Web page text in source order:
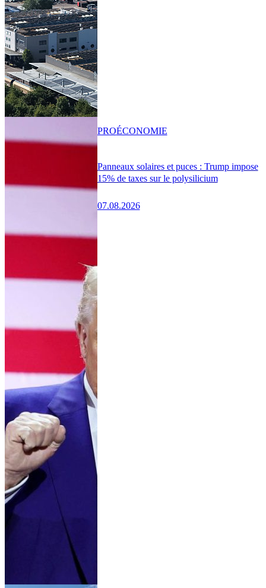
Panneaux solaires et puces : Trump impose
15% de taxes sur le polysilicium
07.08.2026
PROÉCONOMIE